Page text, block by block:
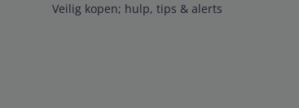
Veilig kopen; hulp, tips & alerts